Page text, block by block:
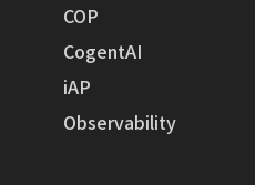
COP
CogentAI
iAP
Observability